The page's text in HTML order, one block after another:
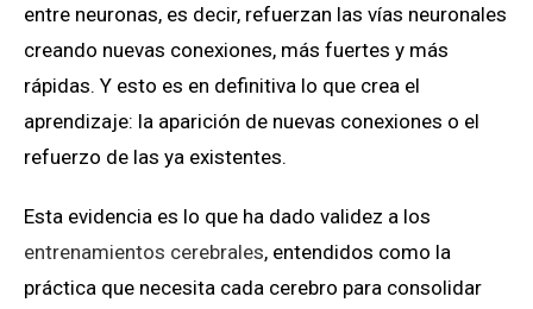
entre neuronas, es decir, refuerzan las vías neuronales
creando nuevas conexiones, más fuertes y más
rápidas. Y esto es en definitiva lo que crea el
aprendizaje: la aparición de nuevas conexiones o el
refuerzo de las ya existentes.
Esta evidencia es lo que ha dado validez a los
entrenamientos cerebrales, entendidos como la
práctica que necesita cada cerebro para consolidar